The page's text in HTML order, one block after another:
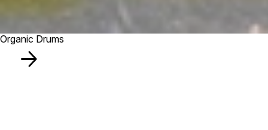
Organic Drums